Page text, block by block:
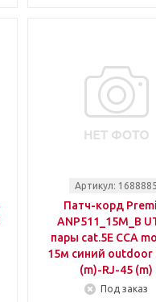
Артикул: 1688885
Патч-корд
ANP511_15M_B
пары cat.5E CCA
15м синий outdoor
(m)-RJ-45 (m)
Под заказ